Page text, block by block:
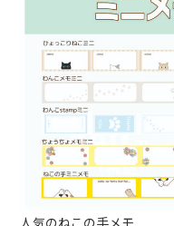
人気のねこの手メモ